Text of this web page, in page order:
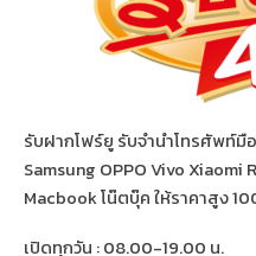
รับฝากโฟร์ยู รับจำนำโทรศัพท์
Samsung OPPO Vivo Xiaomi
Macbook โน๊ตบุ๊ค ให้ราคาสูง
เปิดทุกวัน : 08.00-19.00 น.